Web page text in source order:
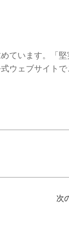
ています。「堅
ウェブサイトで
次